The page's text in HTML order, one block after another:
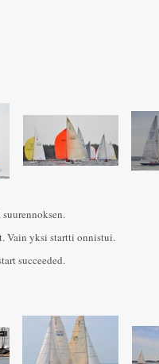
Vain yksi startti onnistui.
succeeded.